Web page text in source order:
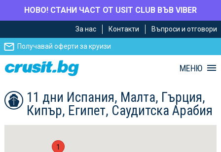
НОВО! СТАНИ ЧАСТ ОТ USIT CLUB ВЪВ VIBER
главното
съдържание
Навигацията
За нас Контакти Въпроси и отговори
Получавай оферти за круизи
МЕНЮ
11 дни Испания, Малта, Гърция,
Кипър, Египет, Саудитска Арабия
1